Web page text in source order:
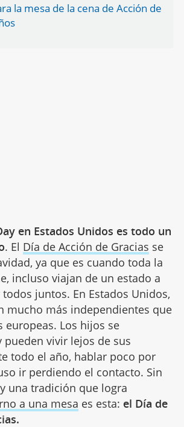
la mesa de la cena de Acción de
en Estados Unidos es todo un
. El Día de Acción de Gracias se
ya que es cuando toda la
incluso viajan de un estado a
juntos. En Estados Unidos,
mucho más independientes que
europeas. Los hijos se
pueden vivir lejos de sus
todo el año, hablar poco por
ir perdiendo el contacto. Sin
una tradición que logra
a una mesa es esta: el Día de